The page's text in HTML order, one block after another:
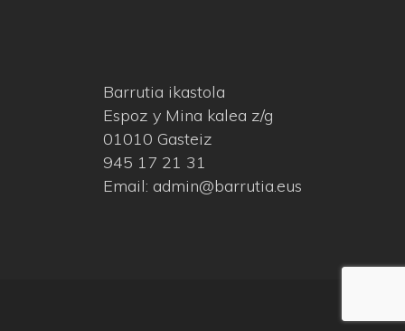
Barrutia ikastola
Espoz y Mina kalea z/g
01010 Gasteiz
945 17 21 31
Email: admin@barrutia.eus